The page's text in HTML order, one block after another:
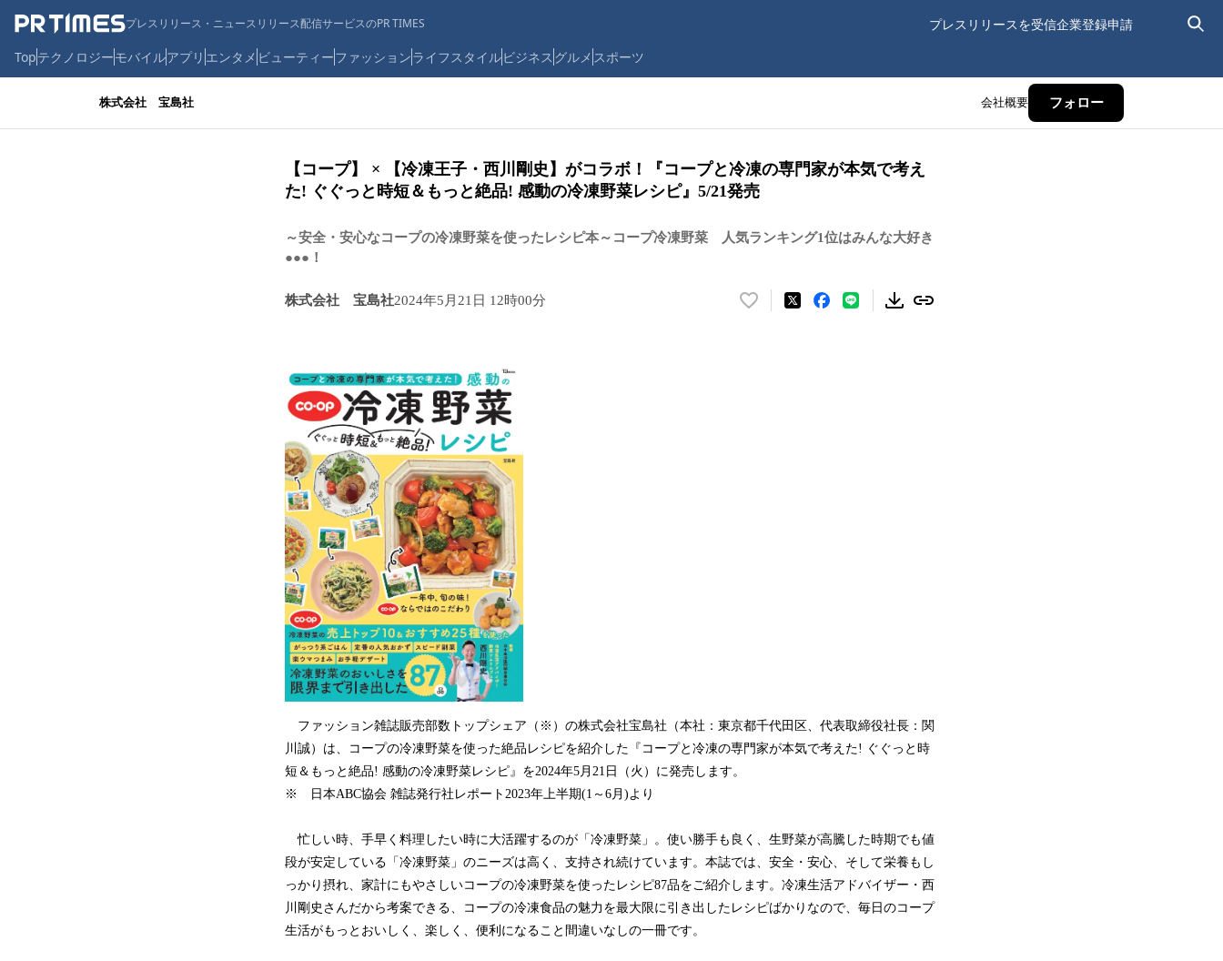
プレスリリース・ニュースリリース配信サービスのPR TIMES プレスリリースを受信企業登録申請
Topテクノロジーモバイルアプリ エンタメ ビューティーファッションライフスタイルビジネス グルメ スポーツ
株式会社 宝島社 会社概要 フォロー
【コープ】 × 【冷凍王子・西川剛史】がコラボ！『コープと冷凍の専門家が本気で考え
た! ぐぐっと時短＆もっと絶品! 感動の冷凍野菜レシピ』5/21発売
～安全・安心なコープの冷凍野菜を使ったレシピ本～コープ冷凍野菜 人気ランキング1位はみんな大好き
●●●！
株式会社 宝島社2024年5月21日 12時00分
い
ファッション雑誌販売部数トップシェア（※）の株式会社宝島社（本社：東京都千代田区、代表取締役社長：関
川誠）は、コープの冷凍野菜を使った絶品レシピを紹介した『コープと冷凍の専門家が本気で考えた! ぐぐっと時
短＆もっと絶品! 感動の冷凍野菜レシピ』を2024年5月21日（火）に発売します。
※ 日本ABC協会 雑誌発行社レポート2023年上半期(1～6月)より
忙しい時、手早く料理したい時に大活躍するのが「冷凍野菜」。使い勝手も良く、生野菜が高騰した時期でも値
段が安定している「冷凍野菜」のニーズは高く、支持され続けています。本誌では、安全・安心、そして栄養もし
っかり摂れ、家計にもやさしいコープの冷凍野菜を使ったレシピ87品をご紹介します。冷凍生活アドバイザー・西
川剛史さんだから考案できる、コープの冷凍食品の魅力を最大限に引き出したレシピばかりなので、毎日のコープ
生活がもっとおいしく、楽しく、便利になること間違いなしの一冊です。